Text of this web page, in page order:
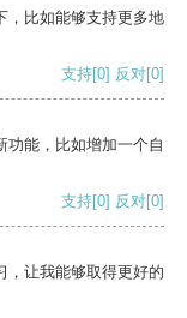
，比如能够支持更多地
支持[0] 反对[0]
功能，比如增加一个自
支持[0] 反对[0]
，让我能够取得更好的